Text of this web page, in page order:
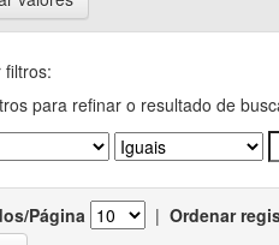
filtros:
para refinar o resultado de
Página | Ordenar